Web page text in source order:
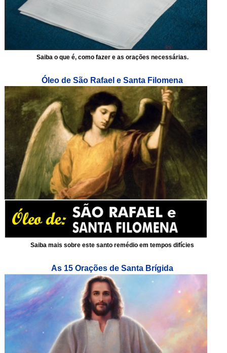
Saiba o que é, como fazer e as orações necessárias.
Óleo de São Rafael e Santa Filomena
Saiba mais sobre este santo remédio em tempos difícies
As 15 Orações de Santa Brígida